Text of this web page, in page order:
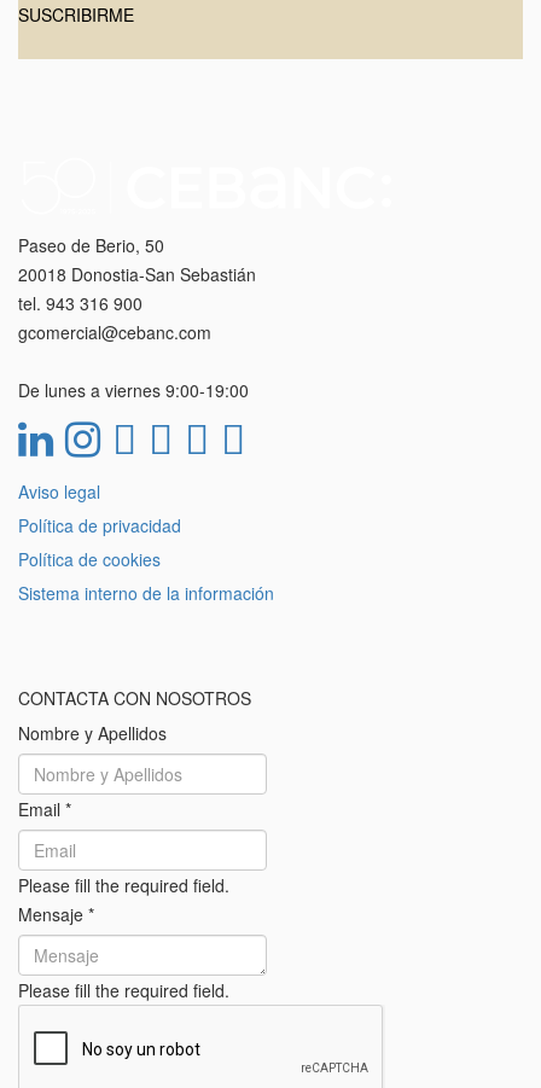
SUSCRIBIRME
Paseo de Berio, 50
20018 Donostia-San Sebastián
tel. 943 316 900
gcomercial@cebanc.com
De lunes a viernes 9:00-19:00
Aviso legal
Política de privacidad
Política de cookies
Sistema interno de la información
CONTACTA CON NOSOTROS
Nombre y Apellidos
Email *
Please fill the required field.
Mensaje *
Please fill the required field.